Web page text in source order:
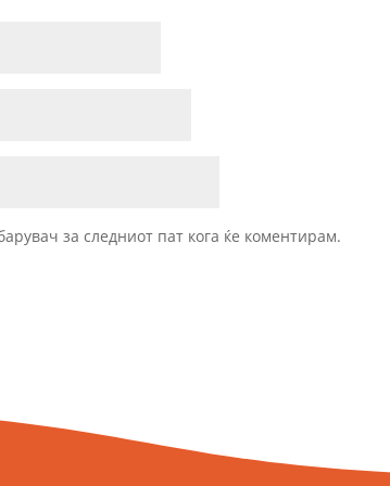
за следниот пат кога ќе коментирам.